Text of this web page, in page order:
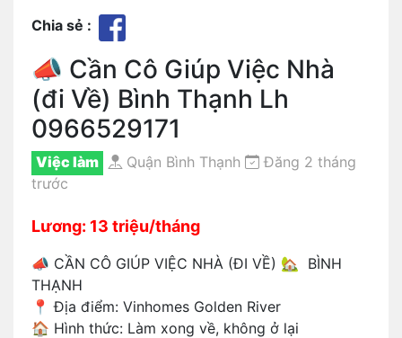
Chia sẻ :
📣 Cần Cô Giúp Việc Nhà
(đi Về) Bình Thạnh Lh
0966529171
Việc làm Quận Bình Thạnh
Đăng 2 tháng
trước
Lương: 13 triệu/tháng
📣 CẦN CÔ GIÚP VIỆC NHÀ (ĐI VỀ) 🏡 BÌNH
THẠNH
📍 Địa điểm: Vinhomes Golden River
🏠 Hình thức: Làm xong về, không ở lại